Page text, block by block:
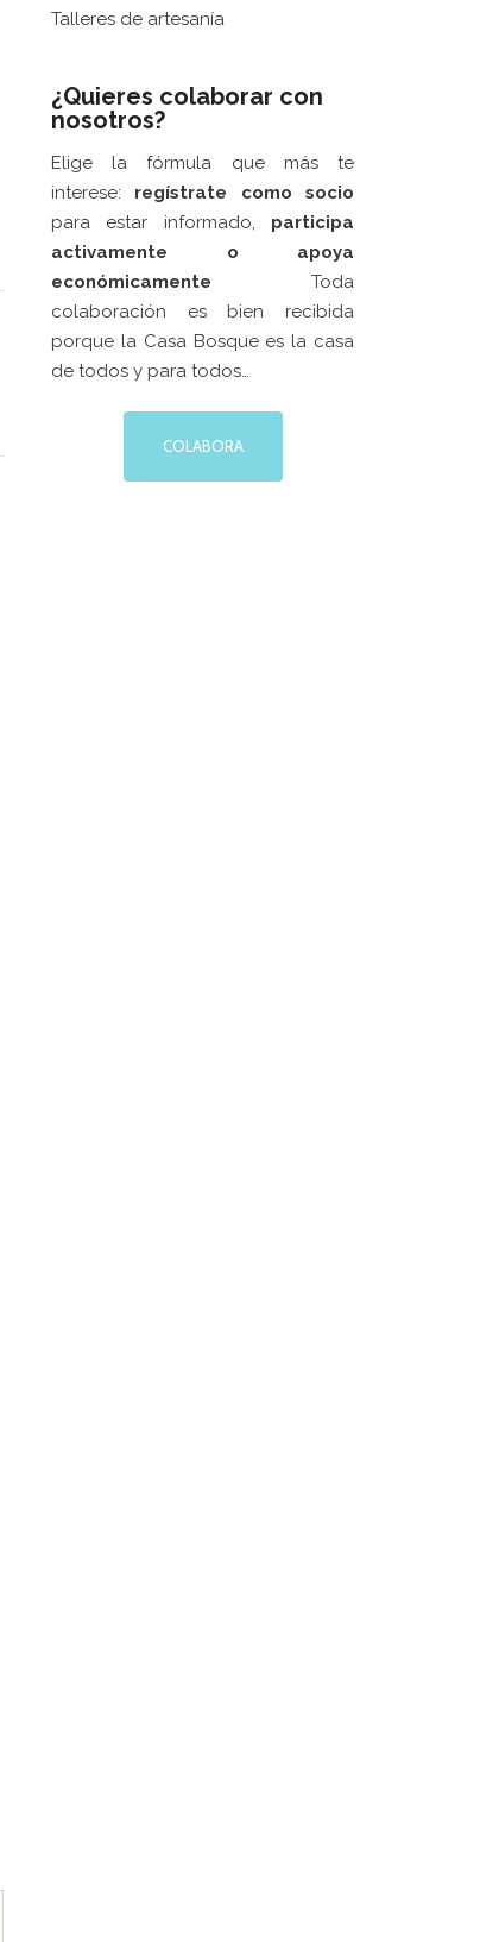
Talleres de artesanía
¿Quieres colaborar con
nosotros?
Elige la fórmula que más te
interese: regístrate como socio
para estar informado, participa
activamente o apoya
económicamente Toda
colaboración es bien recibida
porque la Casa Bosque es la casa
de todos y para todos…
COLABORA